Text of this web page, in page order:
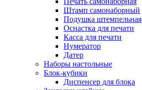
Штамп самонаборный
Подушка штемпельная
Оснастка для печати
Касса для печати
Нумератор
Датер
Наборы настольные
Блок-кубики
Диспенсер для блока